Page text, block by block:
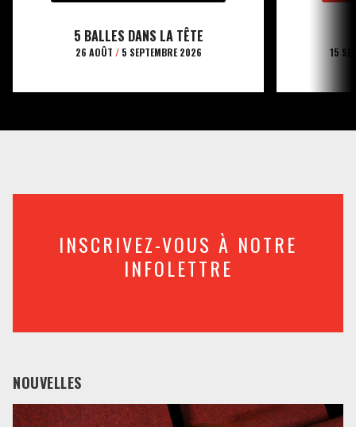
5 BALLES DANS LA TÊTE
26 AOÛT /5 SEPTEMBRE 2026 15
INSCRIVEZ-VOUS À NOTRE
INFOLETTRE
NOUVELLES